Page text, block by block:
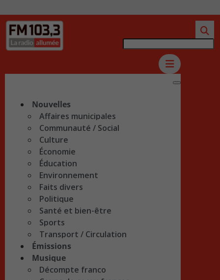
Nouvelles
Affaires municipales
Communauté / Social
Culture
Économie
Éducation
Environnement
Faits divers
Politique
Santé et bien-être
Sports
Transport / Circulation
Émissions
Musique
Décompte franco